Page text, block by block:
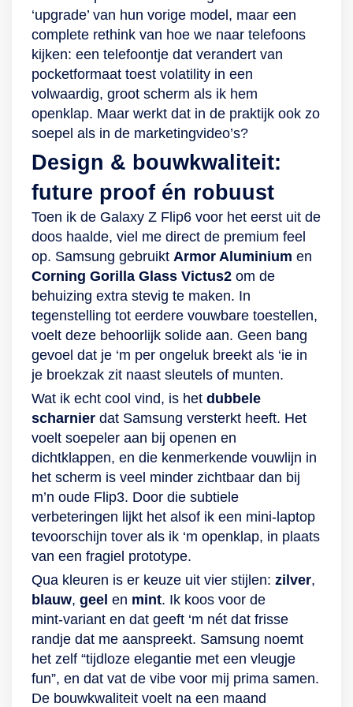
displays hebben
van 120 Hz, wat de
Samsung Galaxy Z
spelen van je
favoriete games.
Krachtig genoeg
voor de zwaarste
applicaties De
Samsung Galaxy Z
Fold4 is uitgerust
met een zeer
krachtige Qualcomm
Snapdragon 8+
Gen1-processor.
Deze octa-
coreprocessor heeft
een kloksnelheid tot
3 GHz. Dit geeft
genoeg vermogen
voor de zwaarste
applicaties. De
Galaxy Z Fold4 is
daardoor ook
geschikt voor het
editen van video’s of
het spelen van 3D-
games. Ook
multitasken is geen
probleem. Door de
12 GB aan
werkgeheugen
gebruik je
Beide displays zijn
goed beschermd
onverwachte
overwint krassen,
waar het metalen
frame ervoor zorgt
dat er geen deuken
in komen. Klein
maar krachtig Er valt
zoveel te ontdekken
met Galaxy Flip4,
dat je natuurlijk niet
wil dat je
onverwachts moet
stoppen. Daarom
beschikt dit toestel
over een 3.700mAh-
batterij. Deze grote
capaciteit laat jou
een hele dag
genieten van de
mogelijkheden bij
het maken en
bekijken van jouw
multimedia. Het
8GB-werkgeheugen
en de octa-
coreprocessor met
Qualcomm
Snapdragon-chipset
zorgen voor
vloeiende prestaties
toestel perfect voor
het kijken van films,
multitasken. Dit is
iets wat door de
gemaakt, wat het
nog makkelijker
maakt is de
mogelijkheid om het
toestel met een S
Pen te bedienen. De
Galaxy Z Fold 3 is
opgebouwd uit
robuuste materialen
zoals Gorilla Glass
Victus en Armor
Aluminium, hierdoor
kan het toestel een
val van wel 2 meter
overleven.
Daarnaast is het
toestel waterdicht
waardoor je hem
gerust overal mee
naartoe kunt nemen.
De Fold 3 is
uitgerust met een
triple-camera aan de
achterzijde en nog
een tweede
selfiecamera die
verstopt zit achter
het grote scherm.
Door het totaal van
‘upgrade’ van hun vorige model, maar een
complete rethink van hoe we naar telefoons
kijken: een telefoontje dat verandert van
pocketformaat toest volatility in een
volwaardig, groot scherm als ik hem
openklap. Maar werkt dat in de praktijk ook zo
soepel als in de marketingvideo’s?
Design & bouwkwaliteit:
future proof én robuust
Toen ik de Galaxy Z Flip6 voor het eerst uit de
doos haalde, viel me direct de premium feel
op. Samsung gebruikt Armor Aluminium en
Corning Gorilla Glass Victus2 om de
behuizing extra stevig te maken. In
tegenstelling tot eerdere vouwbare toestellen,
voelt deze behoorlijk solide aan. Geen bang
gevoel dat je ‘m per ongeluk breekt als ‘ie in
je broekzak zit naast sleutels of munten.
Wat ik echt cool vind, is het dubbele
scharnier dat Samsung versterkt heeft. Het
voelt soepeler aan bij openen en
dichtklappen, en die kenmerkende vouwlijn in
het scherm is veel minder zichtbaar dan bij
m’n oude Flip3. Door die subtiele
verbeteringen lijkt het alsof ik een mini‑laptop
tevoorschijn tover als ik ‘m openklap, in plaats
van een fragiel prototype.
Qua kleuren is er keuze uit vier stijlen: zilver,
blauw, geel en mint. Ik koos voor de
mint‑variant en dat geeft ‘m nét dat frisse
randje dat me aanspreekt. Samsung noemt
het zelf “tijdloze elegantie met een vleugje
fun”, en dat vat de vibe voor mij prima samen.
De bouwkwaliteit voelt na een maand